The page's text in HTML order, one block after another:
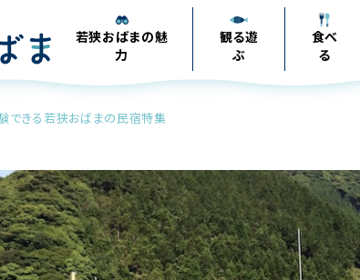
若狭おばまの魅
力
観る遊
ぶ
食べ
る
できる若狭おばまの民宿特集